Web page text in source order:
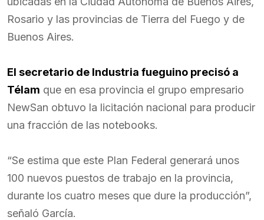
Rosario y las provincias de Tierra del Fuego y de
Buenos Aires.
El secretario de Industria fueguino precisó a
Télam que en esa provincia el grupo empresario
NewSan obtuvo la licitación nacional para producir
una fracción de las notebooks.
“Se estima que este Plan Federal generará unos
100 nuevos puestos de trabajo en la provincia,
durante los cuatro meses que dure la producción”,
señaló García.